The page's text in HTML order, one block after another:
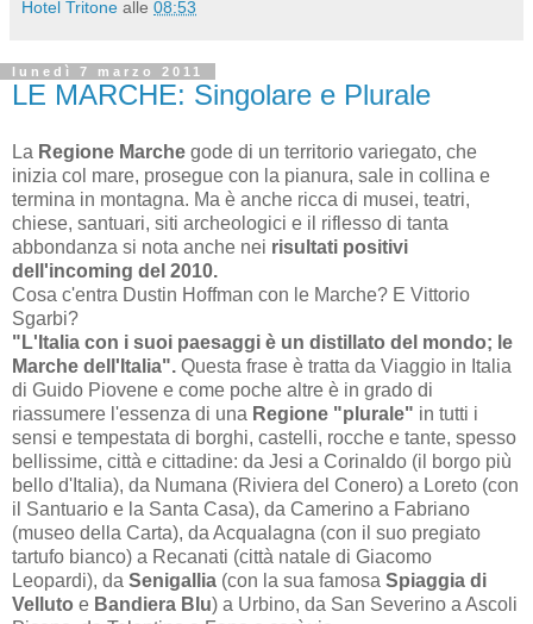
Hotel Tritone alle 08:53
lunedì 7 marzo 2011
LE MARCHE: Singolare e Plurale
La Regione Marche gode di un territorio variegato, che
inizia col mare, prosegue con la pianura, sale in collina e
termina in montagna. Ma è anche ricca di musei, teatri,
chiese, santuari, siti archeologici e il riflesso di tanta
abbondanza si nota anche nei risultati positivi
dell'incoming del 2010.
Cosa c'entra Dustin Hoffman con le Marche? E Vittorio
Sgarbi?
"L'Italia con i suoi paesaggi è un distillato del mondo; le
Marche dell'Italia". Questa frase è tratta da Viaggio in Italia
di Guido Piovene e come poche altre è in grado di
riassumere l'essenza di una Regione "plurale" in tutti i
sensi e tempestata di borghi, castelli, rocche e tante, spesso
bellissime, città e cittadine: da Jesi a Corinaldo (il borgo più
bello d'Italia), da Numana (Riviera del Conero) a Loreto (con
il Santuario e la Santa Casa), da Camerino a Fabriano
(museo della Carta), da Acqualagna (con il suo pregiato
tartufo bianco) a Recanati (città natale di Giacomo
Leopardi), da Senigallia (con la sua famosa Spiaggia di
Velluto e Bandiera Blu) a Urbino, da San Severino a Ascoli